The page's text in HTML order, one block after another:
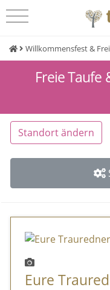
Willkommensfest &
Freie Taufe
Standort ändern
Eure